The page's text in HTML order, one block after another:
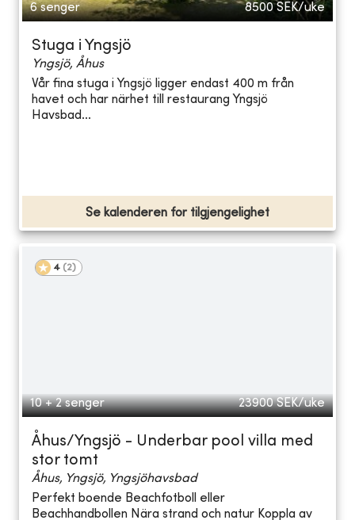
6 senger 8500 SEK/uke
Stuga i Yngsjö
Yngsjö, Åhus
Vår fina stuga i Yngsjö ligger endast 400 m från
havet och har närhet till restaurang Yngsjö
Havsbad...
Se kalenderen for tilgjengelighet
4 (2)
10 + 2 senger 23900 SEK/uke
Åhus/Yngsjö - Underbar pool villa med
stor tomt
Åhus, Yngsjö, Yngsjöhavsbad
Perfekt boende Beachfotboll eller
Beachhandbollen Nära strand och natur Koppla av